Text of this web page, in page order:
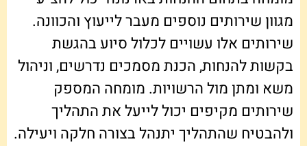
מגוון שירותים נוספים מעבר לייעוץ והכוונה.
שירותים אלו עשויים לכלול סיוע בהגשת
בקשות להנחות, הכנת מסמכים נדרשים, וניהול
משא ומתן מול הרשויות. מומחה המספק
שירותים מקיפים יכול לייעל את התהליך
ולהבטיח שהתהליך יתנהל בצורה חלקה ויעילה.